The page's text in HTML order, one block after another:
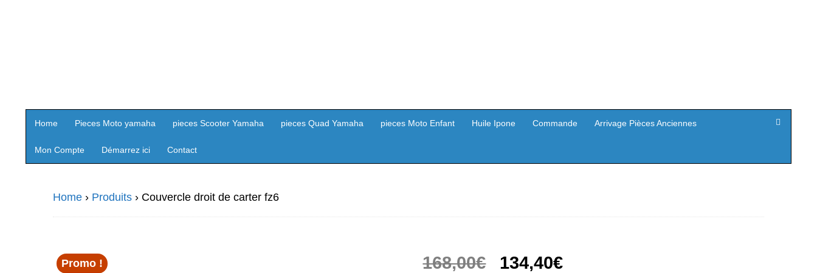
Home Pieces Moto yamaha pieces Scooter Yamaha pieces Quad Yamaha pieces Moto Enfant Huile Ipone Commande Arrivage Pièces Anciennes
Mon Compte Démarrez ici Contact
Home › Produits › Couvercle droit de carter fz6
Promo ! 168,00€
Le
134,40€Le